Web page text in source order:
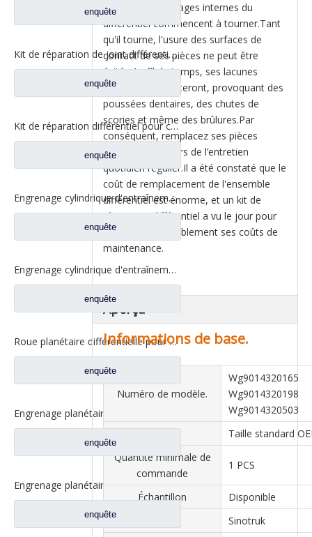
enquête
Kit de réparation de joint différentiel pour pièces de rechange de camion Sinotruk HOWO AC16 WG9981320020/WG9981320320/WG9981320325
enquête
Kit de réparation différentiel pour camion Sinotruk HOWO AC16, pièces de rechange WG9981320020
enquête
Engrenage cylindrique d'entraînement pour pièces de rechange de camion Sinotruk HOWO Az9231320136/199014320136
enquête
Engrenage cylindrique d'entraînement pour pièces de rechange de camion Sinotruk HOWO AZ9981320130
enquête
Roue planétaire différentielle pour pièces de rechange de camion Sinotruk HOWO AC16 WG9231320227
enquête
enquête
Engrenage planétaire différentiel pour pièces de camion Sinotruk HOWO Wg9231320152
enquête
roule, les engrenages internes du
différentiel commencent à tourner.Tant
qu'il tourne, l'usure des surfaces de
contact de ses pièces ne peut être
évitée.Au fil du temps, ses lacunes
internes augmenteront, provoquant des
poussées dentaires, des chutes de
scories et même des brûlures.Par
conséquent, remplacez ses pièces
internes usées lors de l’entretien
quotidien régulier.Il a été constaté que le
coût de remplacement de l'ensemble
différentiel est énorme, et un kit de
réparation différentiel a vu le jour pour
réduire considérablement ses coûts de
maintenance.
Aperçu
Informations de base.
Numéro de modèle.
Wg9014320165
Wg9014320198
Wg9014320503
Taille standard
Quantité minimale de
commande
1 PCS
Échantillon
Disponible
Sinotruk